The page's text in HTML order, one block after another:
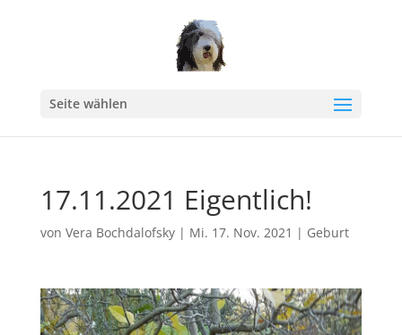
Seite wählen
17.11.2021 Eigentlich!
von Vera Bochdalofsky| Mi. 17. Nov. 2021 | Geburt